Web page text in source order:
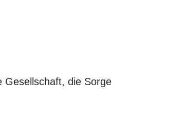
Gesellschaft, die Sorge